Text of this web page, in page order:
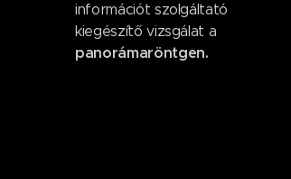
információt szolgáltató
kiegészítő vizsgálat a
panorámaröntgen.